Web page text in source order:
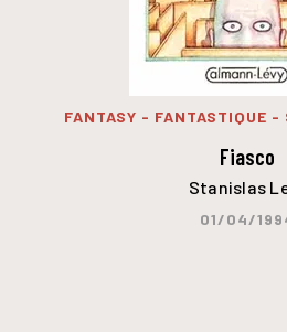
FANTASY - FANTASTIQUE -
Fiasco
Stanislas
01/04/